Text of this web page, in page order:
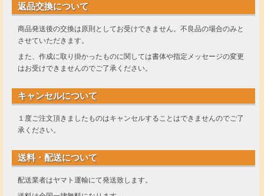
返品交換について
商品発送後の交換は原則としてお受けできません。不良品の場合のみと
させていただきます。
また、作成に取り掛かったものに関しては書体や指定メッセージの変更
はお受けできませんのでご了承ください。
キャンセルについて
１度ご注文頂きましたものはキャンセルすることはできませんのでご了
承ください。
送料・配送について
配送業者はヤマト運輸にて発送致します。